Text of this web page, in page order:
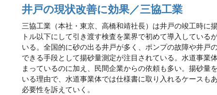
井戸の現状改善に効果／三協工業
三協工業（本社・東京、高橋和靖社長）は井戸の竣工時に
トル以下にして引き渡す検査を業界で初めて導入している
いる。全国的に砂の出る井戸が多く、ポンプの故障や井戸
できる手段として揚砂量測定が注目されている。水道事業
まっているのに加え、民間企業からの依頼も多い。揚砂量
いる理由で、水道事業体では仕様書に取り入れるケースも
必要性を訴えていく。